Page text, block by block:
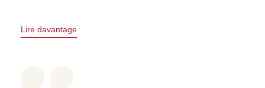
Lire davantage